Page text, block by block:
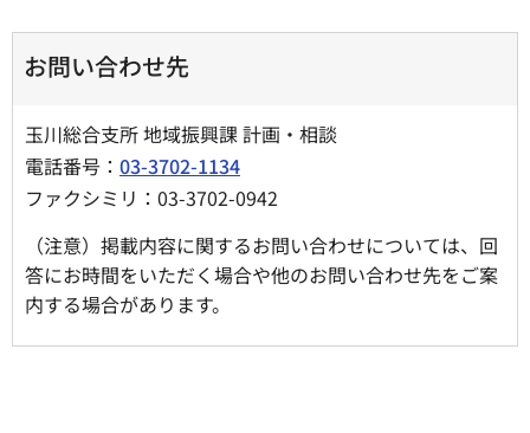
お問い合わせ先
玉川総合支所 地域振興課 計画・相談
電話番号： 03-3702-1134
ファクシミリ：03-3702-0942
（注意）掲載内容に関するお問い合わせについては、回
答にお時間をいただく場合や他のお問い合わせ先をご案
内する場合があります。